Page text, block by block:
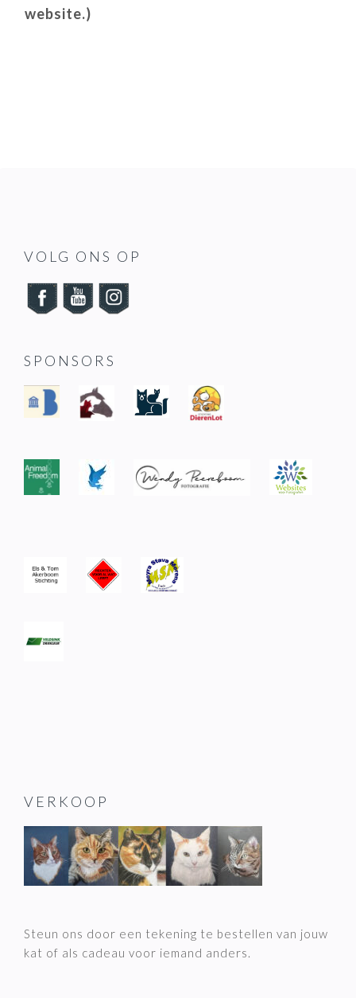
website.)
FOOTER
VOLG ONS OP
SPONSORS
VERKOOP
Steun ons door een tekening te bestellen van jouw
kat of als cadeau voor iemand anders.